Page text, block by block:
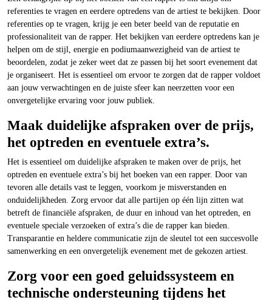
referenties te vragen en eerdere optredens van de artiest te bekijken. Door
referenties op te vragen, krijg je een beter beeld van de reputatie en
professionaliteit van de rapper. Het bekijken van eerdere optredens kan je
helpen om de stijl, energie en podiumaanwezigheid van de artiest te
beoordelen, zodat je zeker weet dat ze passen bij het soort evenement dat
je organiseert. Het is essentieel om ervoor te zorgen dat de rapper voldoet
aan jouw verwachtingen en de juiste sfeer kan neerzetten voor een
onvergetelijke ervaring voor jouw publiek.
Maak duidelijke afspraken over de prijs,
het optreden en eventuele extra’s.
Het is essentieel om duidelijke afspraken te maken over de prijs, het
optreden en eventuele extra’s bij het boeken van een rapper. Door van
tevoren alle details vast te leggen, voorkom je misverstanden en
onduidelijkheden. Zorg ervoor dat alle partijen op één lijn zitten wat
betreft de financiële afspraken, de duur en inhoud van het optreden, en
eventuele speciale verzoeken of extra’s die de rapper kan bieden.
Transparantie en heldere communicatie zijn de sleutel tot een succesvolle
samenwerking en een onvergetelijk evenement met de gekozen artiest.
Zorg voor een goed geluidssysteem en
technische ondersteuning tijdens het